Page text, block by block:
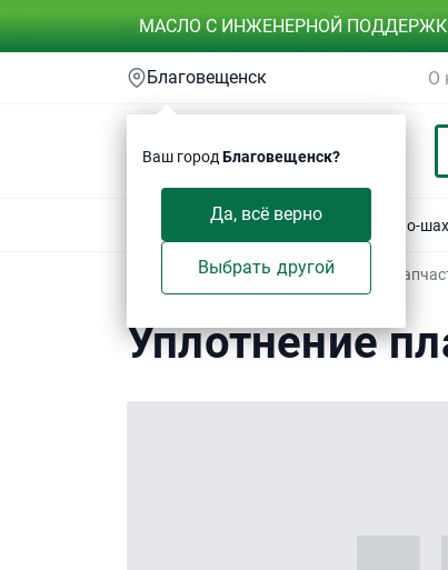
МАСЛО С ИНЖЕНЕРНОЙ
Благовещенск
Ваш город Благовещенск?
Да, всё верно
Выбрать другой
О
СпецтехникаАвтотехника Горно-
Техсервис / Электронный каталог
Уплотнение плавающее
Уплотнение